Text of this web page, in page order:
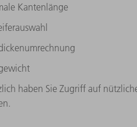
Kantenlänge
haben Sie Zugriff auf